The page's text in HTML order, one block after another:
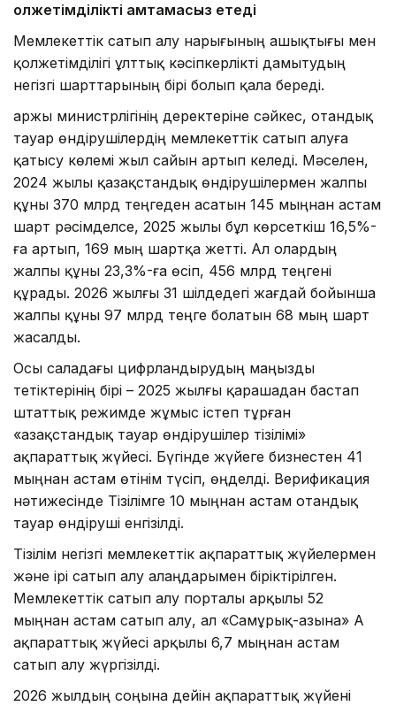
қолжетімділікті қамтамасыз етеді
Мемлекеттік сатып алу нарығының ашықтығы мен
қолжетімділігі ұлттық кәсіпкерлікті дамытудың
негізгі шарттарының бірі болып қала береді.
Қаржы министрлігінің деректеріне сәйкес, отандық
тауар өндірушілердің мемлекеттік сатып алуға
қатысу көлемі жыл сайын артып келеді. Мәселен,
2024 жылы қазақстандық өндірушілермен жалпы
құны 370 млрд теңгеден асатын 145 мыңнан астам
шарт рәсімделсе, 2025 жылы бұл көрсеткіш 16,5%-
ға артып, 169 мың шартқа жетті. Ал олардың
жалпы құны 23,3%-ға өсіп, 456 млрд теңгені
құрады. 2026 жылғы 31 шілдедегі жағдай бойынша
жалпы құны 97 млрд теңге болатын 68 мың шарт
жасалды.
Осы саладағы цифрландырудың маңызды
тетіктерінің бірі – 2025 жылғы қарашадан бастап
штаттық режимде жұмыс істеп тұрған
«Қазақстандық тауар өндірушілер тізілімі»
ақпараттық жүйесі. Бүгінде жүйеге бизнестен 41
мыңнан астам өтінім түсіп, өңделді. Верификация
нәтижесінде Тізілімге 10 мыңнан астам отандық
тауар өндіруші енгізілді.
Тізілім негізгі мемлекеттік ақпараттық жүйелермен
және ірі сатып алу алаңдарымен біріктірілген.
Мемлекеттік сатып алу порталы арқылы 52
мыңнан астам сатып алу, ал «Самұрық-Қазына» АҚ
ақпараттық жүйесі арқылы 6,7 мыңнан астам
сатып алу жүргізілді.
2026 жылдың соңына дейін ақпараттық жүйені